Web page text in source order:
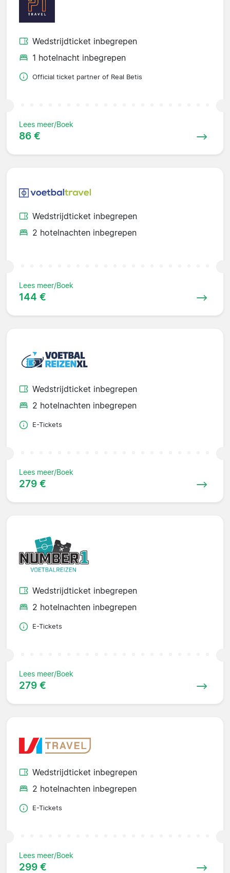
Wedstrijdticket inbegrepen
1 hotelnacht inbegrepen
Official ticket partner of Real Betis
Lees meer/Boek
86 €
Wedstrijdticket inbegrepen
2 hotelnachten inbegrepen
Lees meer/Boek
144 €
Wedstrijdticket inbegrepen
2 hotelnachten inbegrepen
E-Tickets
Lees meer/Boek
279 €
Wedstrijdticket inbegrepen
2 hotelnachten inbegrepen
E-Tickets
Lees meer/Boek
279 €
Wedstrijdticket inbegrepen
2 hotelnachten inbegrepen
E-Tickets
Lees meer/Boek
299 €